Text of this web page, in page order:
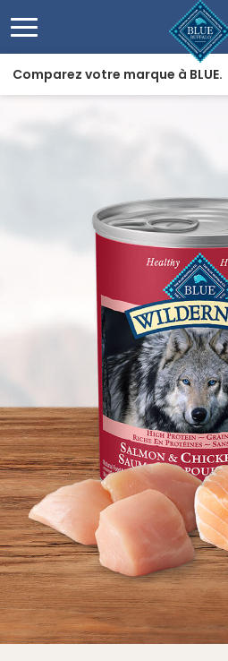
Comparez votre marque à BLUE.